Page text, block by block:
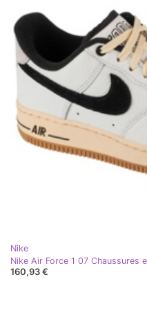
Nike
Nike Air Force 1 07 Chaussures
160,93 €